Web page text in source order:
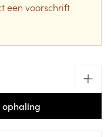
een voorschrift
ophaling